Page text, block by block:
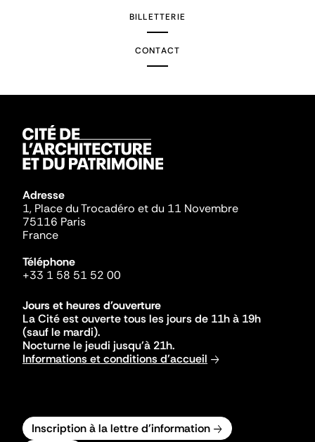
BILLETTERIE
CONTACT
Adresse
1, Place du Trocadéro et du 11 Novembre
75116 Paris
France
Téléphone
+33 1 58 51 52 00
Jours et heures d'ouverture
La Cité est ouverte tous les jours de 11h à 19h
(sauf le mardi).
Nocturne le jeudi jusqu'à 21h.
Informations et conditions d'accueil
Inscription à la lettre d'information